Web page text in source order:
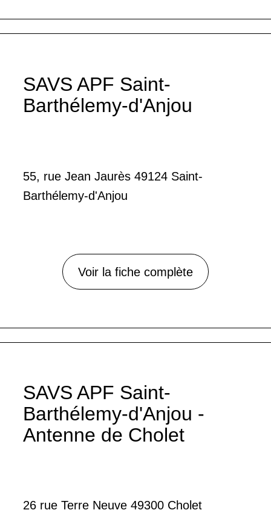
SAVS APF Saint-
Barthélemy-d'Anjou
55, rue Jean Jaurès 49124 Saint-
Barthélemy-d'Anjou
Voir la fiche complète
SAVS APF Saint-
Barthélemy-d'Anjou -
Antenne de Cholet
26 rue Terre Neuve 49300 Cholet